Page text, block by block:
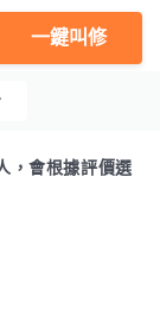
一鍵叫修
，會根據評價選